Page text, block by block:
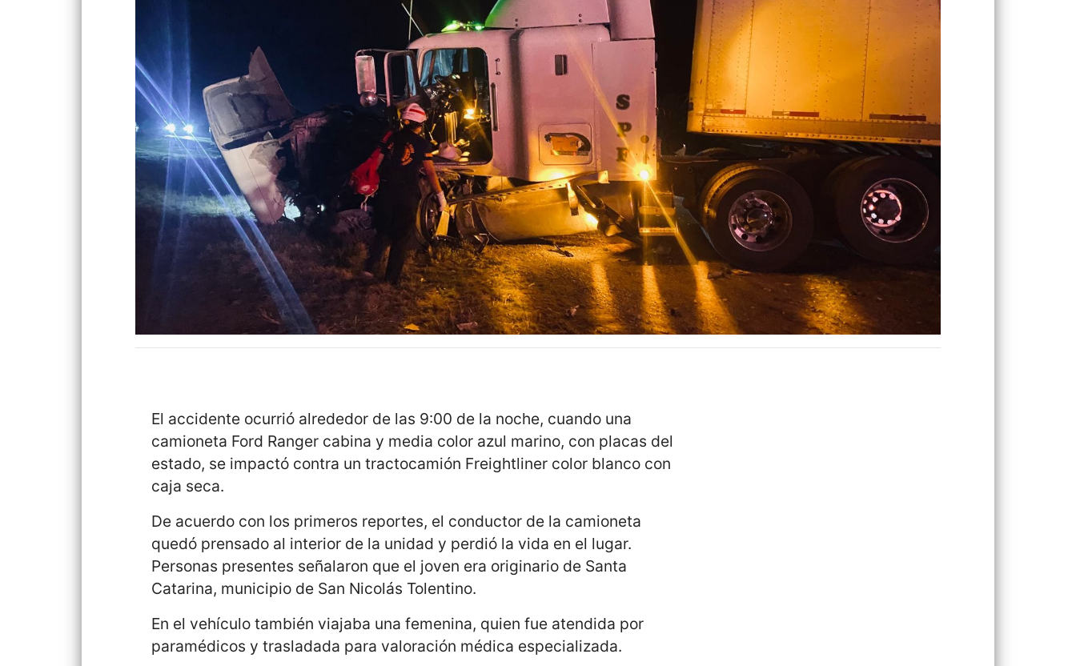
El accidente ocurrió alrededor de las 9:00 de la noche, cuando una
camioneta Ford Ranger cabina y media color azul marino, con placas del
estado, se impactó contra un tractocamión Freightliner color blanco con
caja seca.
De acuerdo con los primeros reportes, el conductor de la camioneta
quedó prensado al interior de la unidad y perdió la vida en el lugar.
Personas presentes señalaron que el joven era originario de Santa
Catarina, municipio de San Nicolás Tolentino.
En el vehículo también viajaba una femenina, quien fue atendida por
paramédicos y trasladada para valoración médica especializada.